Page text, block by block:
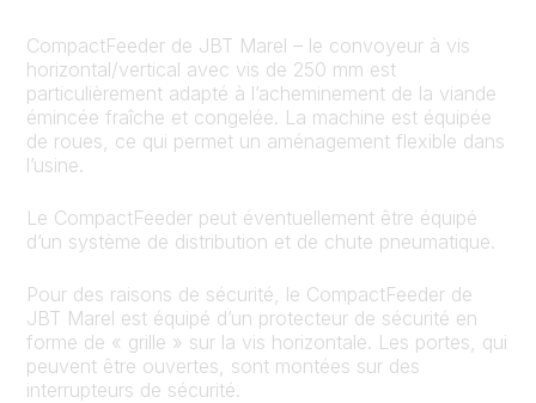
CompactFeeder de JBT Marel – le convoyeur à vis
horizontal/vertical avec vis de 250 mm est
particulièrement adapté à l’acheminement de la viande
émincée fraîche et congelée. La machine est équipée
de roues, ce qui permet un aménagement flexible dans
l’usine.
Le CompactFeeder peut éventuellement être équipé
d’un système de distribution et de chute pneumatique.
Pour des raisons de sécurité, le CompactFeeder de
JBT Marel est équipé d’un protecteur de sécurité en
forme de « grille » sur la vis horizontale. Les portes, qui
peuvent être ouvertes, sont montées sur des
interrupteurs de sécurité.